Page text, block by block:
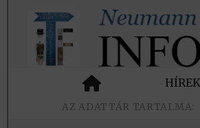
HÍREK